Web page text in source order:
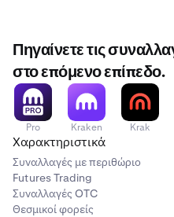
Πηγαίνετε τις
στο επόμενο επίπεδο.
Pro Kraken Krak
Χαρακτηριστικά
Συναλλαγές με περιθώριο
Futures Trading
Συναλλαγές OTC
Θεσμικοί φορείς